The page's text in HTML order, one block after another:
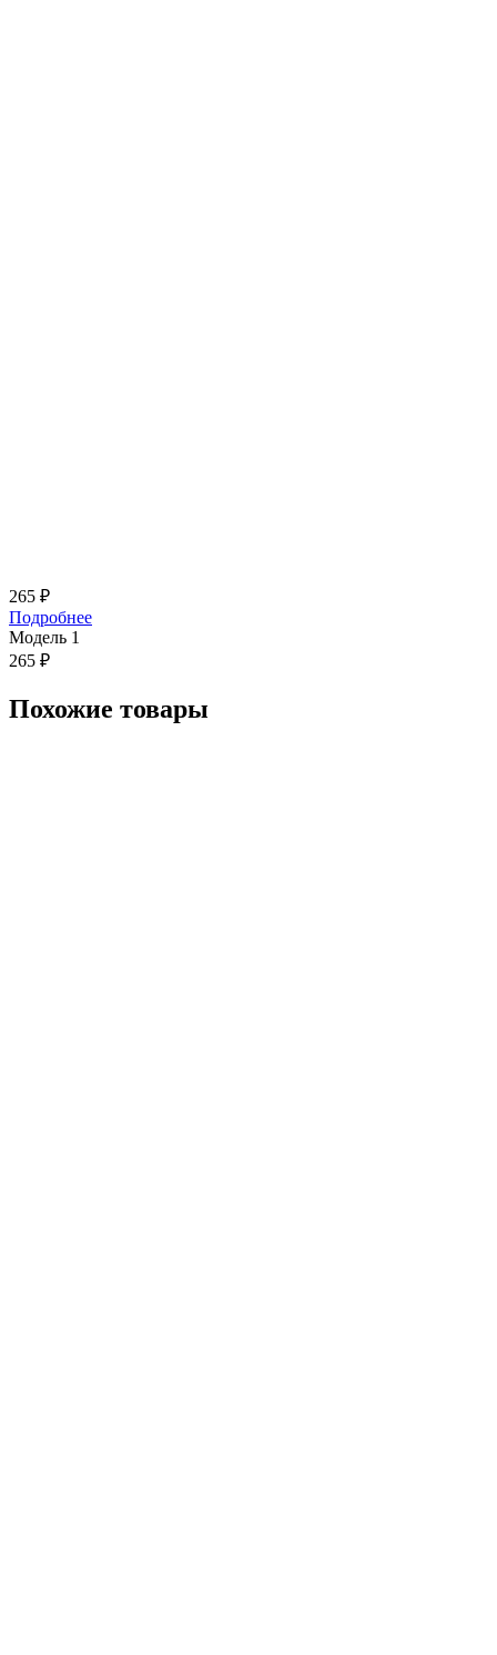
265 ₽
Подробнее
Модель 1
265 ₽
Похожие товары